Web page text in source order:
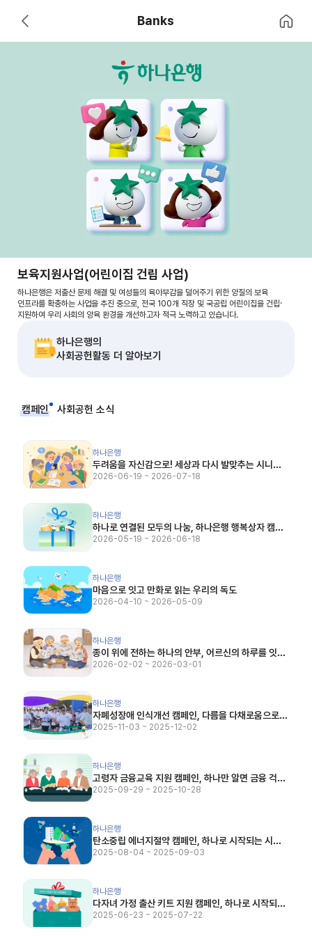
뒤로 가기 Banks 홈으로 이
보육지원사업(어린이집 건립 사업)
하나은행은 저출산 문제 해결 및 여성들의 육아부감을 덜어주기 위한 양질의 보육
인프라를 확충하는 사업을 추진 중으로, 전국 100개 직장 및 국공립 어린이집을 건립·
지원하여 우리 사회의 양육 환경을 개선하고자 적극 노력하고 있습니다.
하나은행의
사회공헌활동 더 알아보기
(새 창 열림)
캠페인 사회공헌 소식
두려움을 자신감으로! 세상과 다시 발맞추는 시니어 맞춤 교육
하나은행
두려움을 자신감으로! 세상과 다시 발맞추는 시니어
맞춤 교육
2026-06-19 ~ 2026-07-18
하나로 연결된 모두의 나눔, 하나은행 행복상자 캠페인 시즌3
하나은행
하나로 연결된 모두의 나눔, 하나은행 행복상자 캠페
인 시즌3
2026-05-19 ~ 2026-06-18
마음으로 잇고 만화로 읽는 우리의 독도
하나은행
마음으로 잇고 만화로 읽는 우리의 독도
2026-04-10 ~ 2026-05-09
종이 위에 전하는 하나의 안부, 어르신의 하루를 잇습니다.
하나은행
종이 위에 전하는 하나의 안부, 어르신의 하루를 잇습
니다.
2026-02-02 ~ 2026-03-01
자폐성장애 인식개선 캠페인, 다름을 다채로움으로! 오티즘레이스 두번째 이야기
하나은행
자폐성장애 인식개선 캠페인, 다름을 다채로움으로!
오티즘레이스 두번째 이야기
2025-11-03 ~ 2025-12-02
고령자 금융교육 지원 캠페인, 하나만 알면 금융 걱정 뚝!
하나은행
고령자 금융교육 지원 캠페인, 하나만 알면 금융 걱정
뚝!
2025-09-29 ~ 2025-10-28
탄소중립 에너지절약 캠페인, 하나로 시작되는 시원한 변화
하나은행
탄소중립 에너지절약 캠페인, 하나로 시작되는 시원
한 변화
2025-08-04 ~ 2025-09-03
다자녀 가정 출산 키트 지원 캠페인, 하나로 시작되는 새로운 선물
하나은행
다자녀 가정 출산 키트 지원 캠페인, 하나로 시작되는
새로운 선물
2025-06-23 ~ 2025-07-22